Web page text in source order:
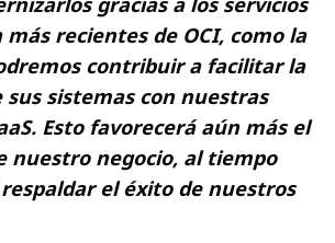
recientes de OCI, como la
contribuir a facilitar la
sistemas con nuestras
Esto favorecerá aún más el
nuestro negocio, al tiempo
el éxito de nuestros